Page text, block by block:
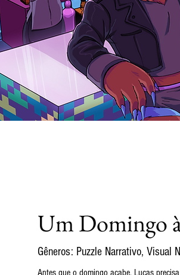
Um Domingo
Gêneros: Puzzle Narrativo, Visual
Antes que o domingo acabe, Lucas